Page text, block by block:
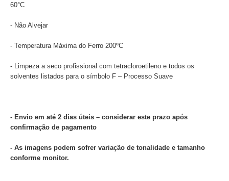
60°C
- Não Alvejar
- Temperatura Máxima do Ferro 200ºC
- Limpeza a seco profissional com tetracloroetileno e todos os
solventes listados para o símbolo F – Processo Suave
- Envio em até 2 dias úteis – considerar este prazo após
confirmação de pagamento
- As imagens podem sofrer variação de tonalidade e tamanho
conforme monitor.